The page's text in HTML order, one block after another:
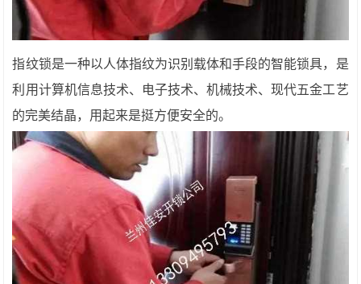
指纹锁是一种以人体指纹为识别载体和手段的智能锁具，是
利用计算机信息技术、电子技术、机械技术、现代五金工艺
的完美结晶，用起来是挺方便安全的。